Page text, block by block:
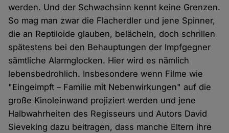
werden. Und der Schwachsinn kennt keine Grenzen.
So mag man zwar die Flacherdler und jene Spinner,
die an Reptiloide glauben, belächeln, doch schrillen
spätestens bei den Behauptungen der Impfgegner
sämtliche Alarmglocken. Hier wird es nämlich
lebensbedrohlich. Insbesondere wenn Filme wie
"Eingeimpft – Familie mit Nebenwirkungen" auf die
große Kinoleinwand projiziert werden und jene
Halbwahrheiten des Regisseurs und Autors David
Sieveking dazu beitragen, dass manche Eltern ihre